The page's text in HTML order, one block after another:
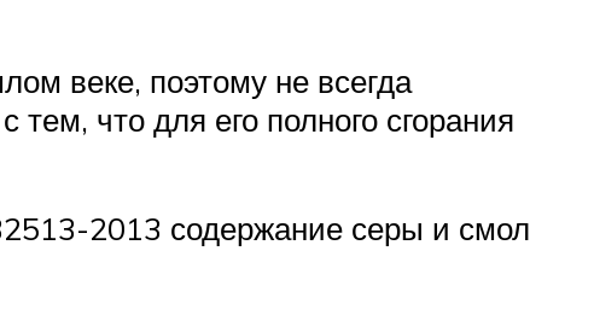
веке, поэтому не всегда
что для его полного сгорания
2013 содержание серы и смол